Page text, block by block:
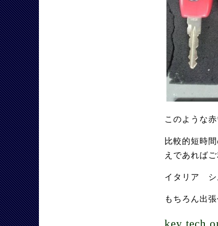
このような
比較的短時
えであれば
イタリア シ
もちろん出